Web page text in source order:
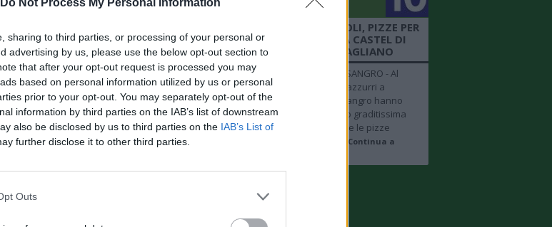
sharing to third parties, or processing of your personal or
advertising by us, please use the below opt-out section to
that after your opt-out request is processed you may
based on personal information utilized by us or personal
prior to your opt-out. You may separately opt-out of the
information by third parties on the IAB’s list of downstream
also be disclosed by us to third parties on the IAB’s List of
further disclose it to other third parties.
Outs
del Numero 10
VIDEO + FOTO SHOW - NAPOLI, PIZZE PER
GLI AZZURRI NEL RITIRO A CASTEL DI
SANGRO BY DIEGO VITAGLIANO
CASTEL DI SANGRO - Al
ritiro degli azzurri a
Castel di Sangro hanno
fatto la loro graditissima
apparizione le pizze
Continua a